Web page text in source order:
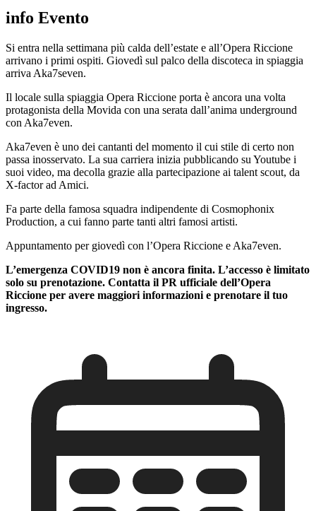
info Evento
Si entra nella settimana più calda dell’estate e all’Opera Riccione
arrivano i primi ospiti. Giovedì sul palco della discoteca in spiaggia
arriva Aka7seven.
Il locale sulla spiaggia Opera Riccione porta è ancora una volta
protagonista della Movida con una serata dall’anima underground
con Aka7even.
Aka7even è uno dei cantanti del momento il cui stile di certo non
passa inosservato. La sua carriera inizia pubblicando su Youtube i
suoi video, ma decolla grazie alla partecipazione ai talent scout, da
X-factor ad Amici.
Fa parte della famosa squadra indipendente di Cosmophonix
Production, a cui fanno parte tanti altri famosi artisti.
Appuntamento per giovedì con l’Opera Riccione e Aka7even.
L’emergenza COVID19 non è ancora finita. L’accesso è limitato
solo su prenotazione. Contatta il PR ufficiale dell’Opera
Riccione per avere maggiori informazioni e prenotare il tuo
ingresso.